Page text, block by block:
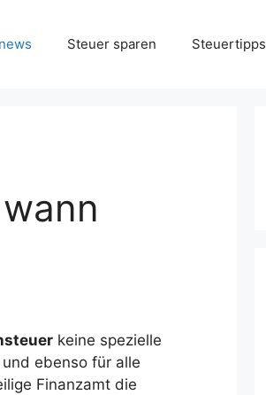
Steuer sparen Steuertipps
keine spezielle
ebenso für alle
Finanzamt die